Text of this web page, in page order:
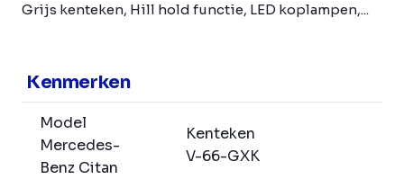
Grijs kenteken, Hill hold functie, LED koplampen,...
Kenmerken
Model
Mercedes-
Benz Citan
Kenteken
V-66-GXK